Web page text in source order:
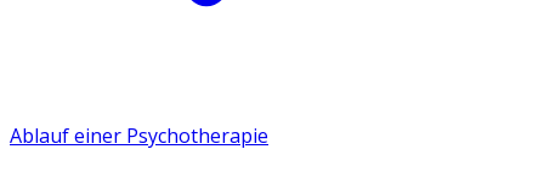
Ablauf einer Psychotherapie